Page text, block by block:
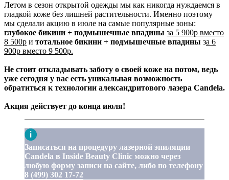
Летом в сезон открытой одежды мы как никогда нуждаемся в
гладкой коже без лишней растительности. Именно поэтому
мы сделали акцию в июле на самые популярные зоны:
глубокое бикини + подмышечные впадины за 5 900р вместо
8 500р и тотальное бикини + подмышечные впадины за 6
900р вместо 9 500р.
Не стоит откладывать заботу о своей коже на потом, ведь
уже сегодня у вас есть уникальная возможность
обратиться к технологии александритового лазера Candela.
Акция действует до конца июля!
Записаться на процедуру лазерной эпиляции
Candela в Inside Beauty Clinic можно через
любую форму записи на сайте, либо по телефону
8 (499) 302 17-72